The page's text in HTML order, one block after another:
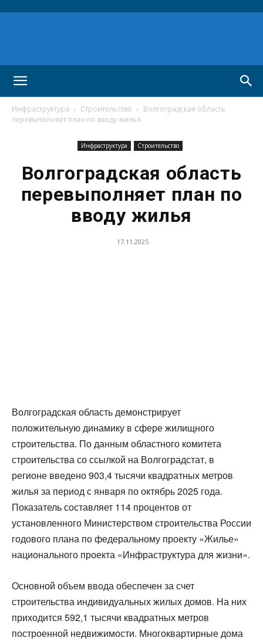
Инфраструктура Строительство
Волгоградская область
перевыполняет план по вводу жилья
Инфраструктура Строительство
Волгоградская область
перевыполняет план по
вводу жилья
17.11.2025
Волгоградская область демонстрирует
положительную динамику в сфере жилищного
строительства. По данным областного комитета
строительства со ссылкой на Волгоградстат, в
регионе введено 903,4 тысячи квадратных метров
жилья за период с января по октябрь 2025 года.
Показатель составляет 114 процентов от
установленного Министерством строительства России
годового плана по федеральному проекту «Жилье»
национального проекта «Инфраструктура для жизни».
Основной объем ввода обеспечен за счет
строительства индивидуальных жилых домов. На них
приходится 592,1 тысячи квадратных метров
построенной недвижимости. Многоквартирные дома